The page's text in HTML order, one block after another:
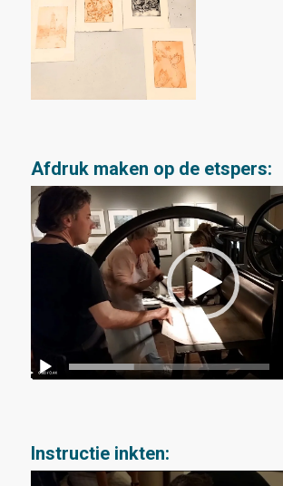
Afdruk maken op de etspers:
Instructie inkten: